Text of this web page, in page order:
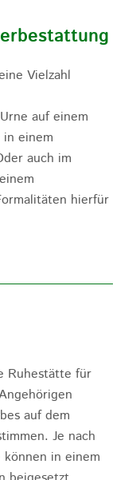
Vielzahl
auf einem
einem
auch im
hierfür
Ruhestätte für
auf dem
Je nach
in einem